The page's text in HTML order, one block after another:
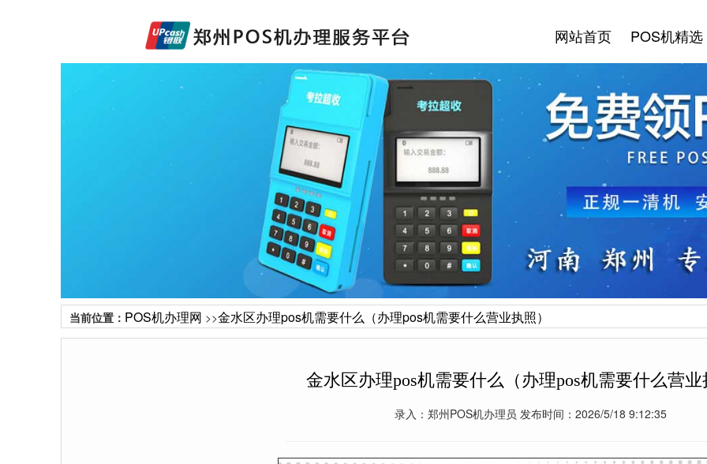
网站首页 POS机精选
当前位置： POS机办理网 >>金水区办理pos机需要什么（办理pos机需要什么营业执照）
金水区办理pos机需要什么（办理pos机需要什么营
录入：郑州POS机办理员 发布时间：2026/5/18 9:12:35